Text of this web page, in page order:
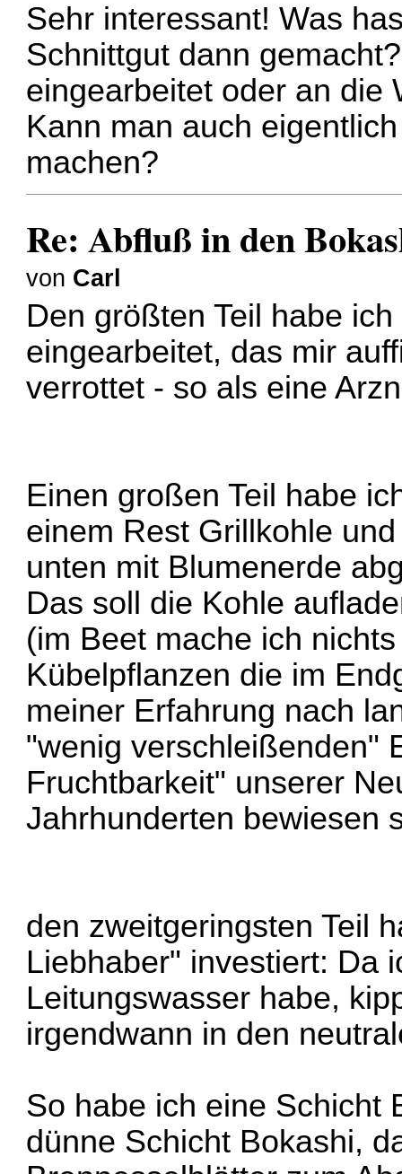
Sehr interessant! Was
Schnittgut dann
eingearbeitet oder an die
Kann man auch
machen?
Re: Abfluß in den
von Carl
Den größten Teil habe
eingearbeitet, das mir
verrottet - so als eine
Einen großen Teil habe
einem Rest Grillkohle
unten mit Blumenerde
Das soll die Kohle
(im Beet mache ich
Kübelpflanzen die im
meiner Erfahrung nach
"wenig verschleißenden"
Fruchtbarkeit" unserer
Jahrhunderten bewiesen
den zweitgeringsten Teil
Liebhaber" investiert: Da
Leitungswasser habe,
irgendwann in den
So habe ich eine Schicht
dünne Schicht Bokashi,